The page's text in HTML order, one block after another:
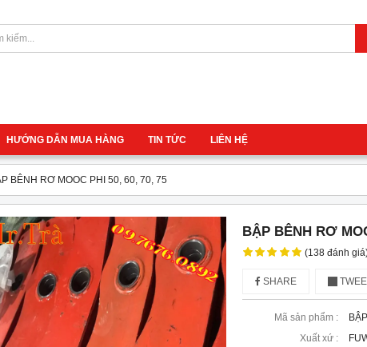
HƯỚNG DẪN MUA HÀNG TIN TỨC LIÊN HỆ
BÊNH RƠ MOOC PHI 50, 60, 70, 75
BẬP BÊNH RƠ
(138 đánh
SHARE
Mã sản phẩm :
Xuất xứ :